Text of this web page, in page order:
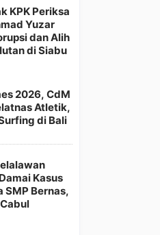
KPK Periksa
Yuzar
dan Alih
di Siabu
2026, CdM
Atletik,
di Bali
Kasus
SMP Bernas,